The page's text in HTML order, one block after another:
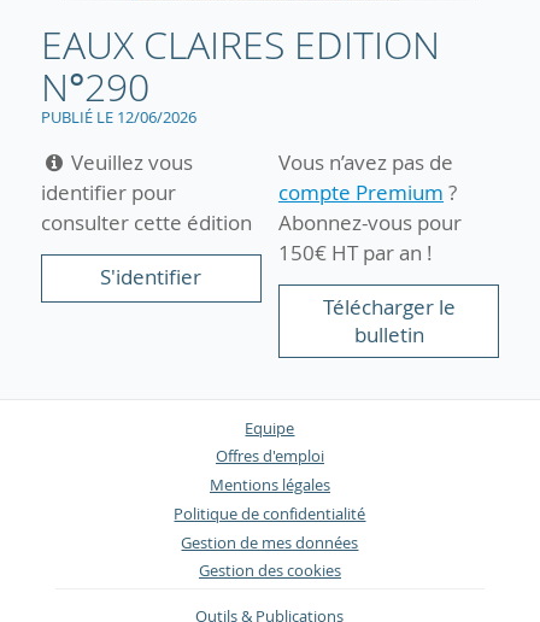
EAUX CLAIRES EDITION
N°290
PUBLIÉ LE 12/06/2026
Veuillez vous
identifier pour
consulter cette édition
S'identifier
Vous n’avez pas de
compte Premium ?
Abonnez-vous pour
150€ HT par an !
Télécharger le
bulletin
Equipe
Offres d'emploi
Mentions légales
Politique de confidentialité
Gestion de mes données
Gestion des cookies
Outils & Publications